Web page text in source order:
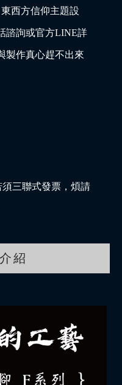
西方信仰主題設
諮詢或官方LINE詳
製作真心趕不出來
三聯式發票，煩請
紹